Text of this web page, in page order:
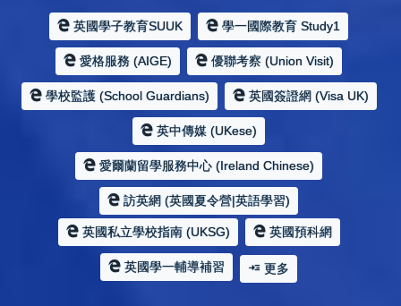
英國學子教育SUUK 學一國際教育 Study1
愛格服務 (AIGE) 優聯考察 (Union Visit)
學校監護 (School Guardians) 英國簽證網 (Visa UK)
英中傳媒 (UKese)
愛爾蘭留學服務中心 (Ireland Chinese)
訪英網 (英國夏令營|英語學習)
英國私立學校指南 (UKSG) 英國預科網
英國學一輔導補習 更多